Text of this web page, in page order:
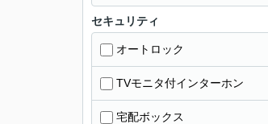
セキュリティ
オートロック
TVモニタ付インターホン
宅配ボックス